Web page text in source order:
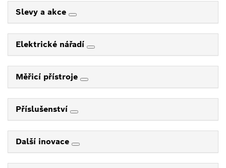
Slevy a akce
Elektrické nářadí
Měřicí přístroje
Příslušenství
Další inovace